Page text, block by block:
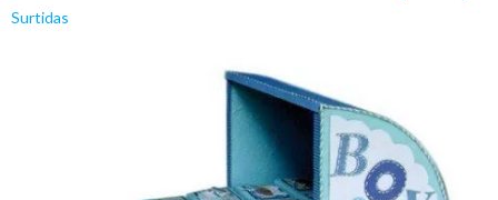
Surtidas